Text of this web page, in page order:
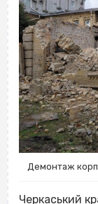
Демонтаж
Черкаський